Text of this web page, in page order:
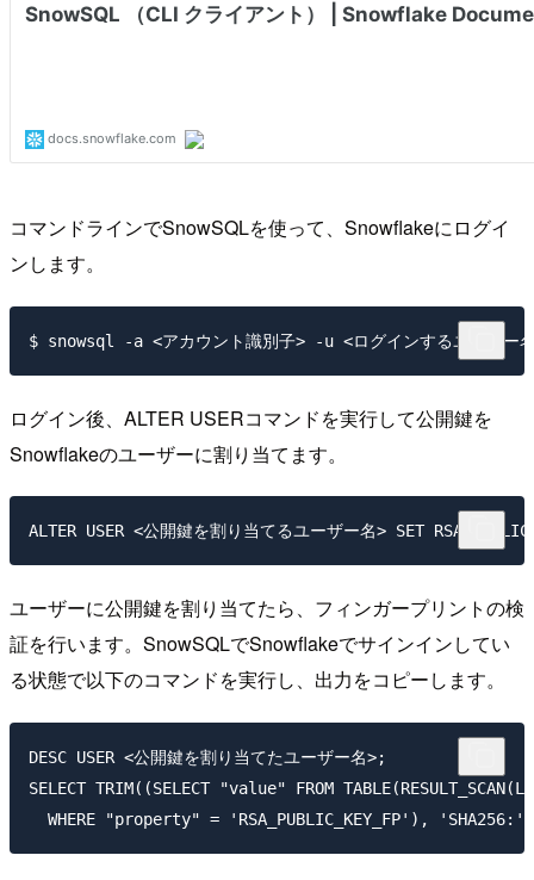
コマンドラインでSnowSQLを使って、Snowflakeにログイ
ンします。
ログイン後、ALTER USERコマンドを実行して公開鍵を
Snowflakeのユーザーに割り当てます。
ユーザーに公開鍵を割り当てたら、フィンガープリントの検
証を行います。SnowSQLでSnowflakeでサインインしてい
る状態で以下のコマンドを実行し、出力をコピーします。
DESC USER <公開鍵を割り当てたユーザー名>;
SELECT TRIM((SELECT "value" FROM